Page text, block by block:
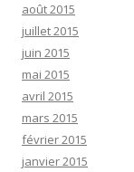
août 2015
juillet 2015
juin 2015
mai 2015
avril 2015
mars 2015
février 2015
janvier 2015